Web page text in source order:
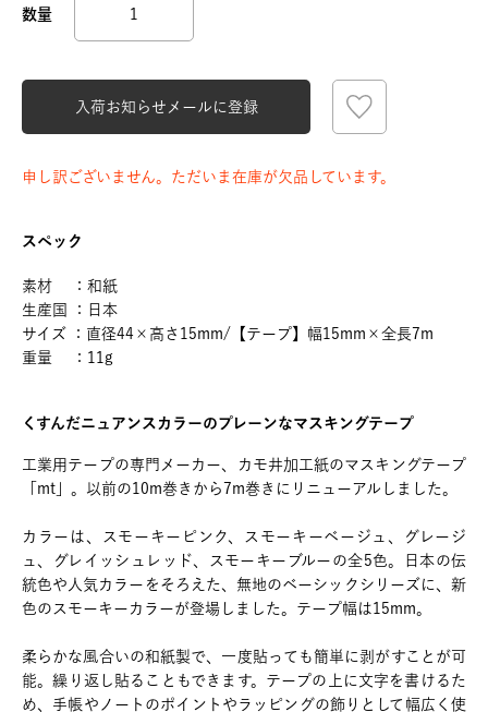
入荷お知らせメールに登録
申し訳ございません。ただいま在庫が欠品しています。
スペック
素材 ：和紙
生産国 ：日本
サイズ ：直径44×高さ15mm/【テープ】幅15mm×全長7m
重量 ：11g
くすんだニュアンスカラーのプレーンなマスキングテープ
工業用テープの専門メーカー、カモ井加工紙のマスキングテープ
「mt」。以前の10m巻きから7m巻きにリニューアルしました。
カラーは、スモーキーピンク、スモーキーベージュ、グレージ
ュ、グレイッシュレッド、スモーキーブルーの全5色。日本の伝
統色や人気カラーをそろえた、無地のベーシックシリーズに、新
色のスモーキーカラーが登場しました。テープ幅は15mm。
柔らかな風合いの和紙製で、一度貼っても簡単に剥がすことが可
能。繰り返し貼ることもできます。テープの上に文字を書けるた
め、手帳やノートのポイントやラッピングの飾りとして幅広く使